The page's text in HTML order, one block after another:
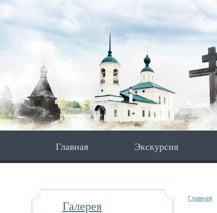
Главная Экскурсия
Галерея
Главная